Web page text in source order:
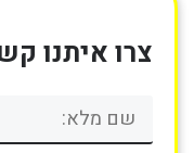
צרו איתנו